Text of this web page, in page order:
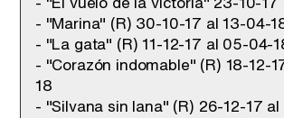
- "Marina" (R) 30-10-17 al 13-04-
- "La gata" (R) 11-12-17 al 05-04-
- "Corazón indomable" (R) 18-12-
18
- "Silvana sin lana" (R) 26-12-17